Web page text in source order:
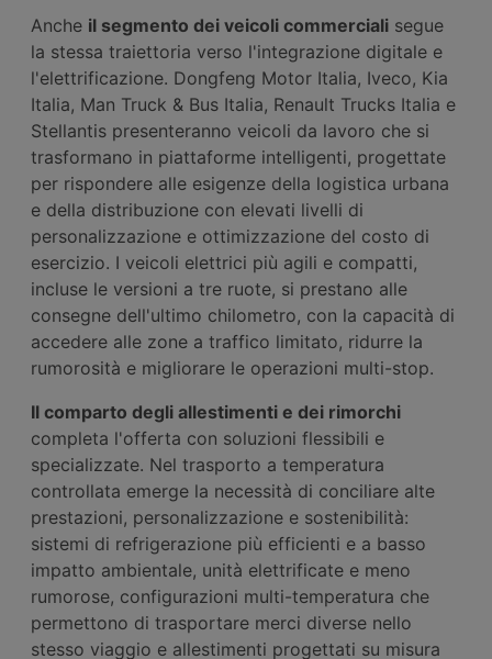
Anche il segmento dei veicoli commerciali segue
la stessa traiettoria verso l'integrazione digitale e
l'elettrificazione. Dongfeng Motor Italia, Iveco, Kia
Italia, Man Truck & Bus Italia, Renault Trucks Italia e
Stellantis presenteranno veicoli da lavoro che si
trasformano in piattaforme intelligenti, progettate
per rispondere alle esigenze della logistica urbana
e della distribuzione con elevati livelli di
personalizzazione e ottimizzazione del costo di
esercizio. I veicoli elettrici più agili e compatti,
incluse le versioni a tre ruote, si prestano alle
consegne dell'ultimo chilometro, con la capacità di
accedere alle zone a traffico limitato, ridurre la
rumorosità e migliorare le operazioni multi-stop.
Il comparto degli allestimenti e dei rimorchi
completa l'offerta con soluzioni flessibili e
specializzate. Nel trasporto a temperatura
controllata emerge la necessità di conciliare alte
prestazioni, personalizzazione e sostenibilità:
sistemi di refrigerazione più efficienti e a basso
impatto ambientale, unità elettrificate e meno
rumorose, configurazioni multi-temperatura che
permettono di trasportare merci diverse nello
stesso viaggio e allestimenti progettati su misura